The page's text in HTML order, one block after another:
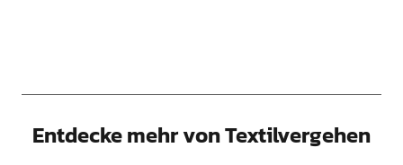
Entdecke mehr von Textilvergehen